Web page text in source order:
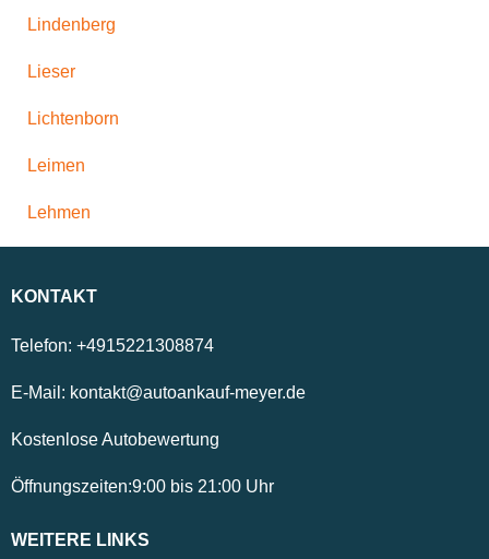
Lindenberg
Lieser
Lichtenborn
Leimen
Lehmen
KONTAKT
Telefon: +4915221308874
E-Mail: kontakt@autoankauf-meyer.de
Kostenlose Autobewertung
Öffnungszeiten:9:00 bis 21:00 Uhr
WEITERE LINKS